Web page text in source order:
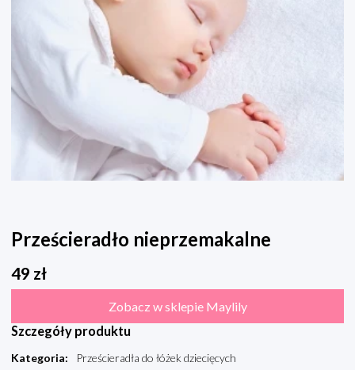
Prześcieradło nieprzemakalne
49 zł
Zobacz w sklepie Maylily
Szczegóły produktu
Kategoria:
Prześcieradła do łóżek dziecięcych